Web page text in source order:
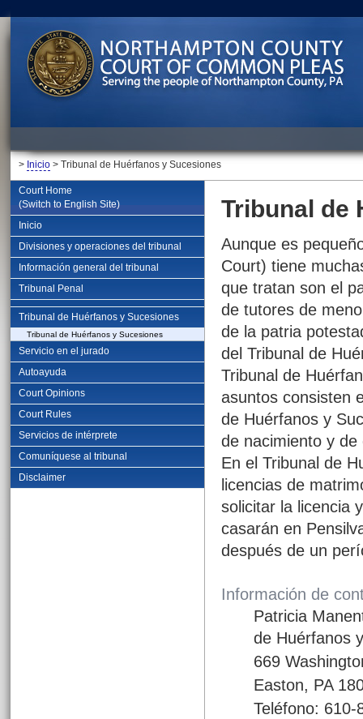
> Inicio > Tribunal de Huérfanos y Sucesiones
Court Home
(Switch to English Site)
Inicio
Divisiones y operaciones del tribunal
Información general del tribunal
Tribunal Penal
Tribunal de Huérfanos y Sucesiones
Tribunal de Huérfanos y Sucesiones
Servicio en el jurado
Autoayuda
Court Opinions
Court Rules
Servicios de intérprete
Comuníquese al tribunal
Disclaimer
Tribunal de
Aunque es
Court) tiene
que tratan son el
de tutores de
de la patria
del Tribunal de
Tribunal de
asuntos consisten
de Huérfanos y
de nacimiento y
En el Tribunal de
licencias de
solicitar la licencia
casarán en
después de un
Información de
Patricia
de Huérfanos
669
Easton, PA
Teléfono: 610-